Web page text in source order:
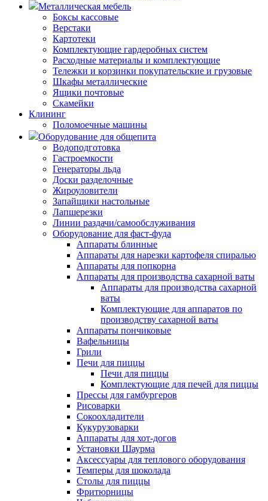
Металлическая мебель
Боксы кассовые
Верстаки
Картотеки
Комплектующие гардеробных систем
Расходные материалы и комплектующие
Тележки и корзинки покупательские и грузовые
Шкафы металлические
Ящики почтовые
Скамейки
Клининг
Поломоечные машины
Оборудование для общепита
Водоподготовка
Гастроемкости
Генераторы льда
Доски разделочные
Жироуловители
Запайщики настольные
Лапшерезки
Линии раздачи/самообслуживания
Оборудование для фаст-фуда
Аппараты блинные
Аппараты для нарезки картофеля спиралью
Аппараты для попкорна
Аппараты для производства сахарной ваты
Аппараты для производства сахарной
ваты
Комплектующие для аппаратов по
производству сахарной ваты
Аппараты пончиковые
Вафельницы
Грили
Печи для пиццы
Печи для пиццы
Комплектующие для печей для пиццы
Прессы для гамбургеров
Рисоварки
Сокоохладители
Кукурузоварки
Аппараты для хот-догов
Установки Шаурма
Аксессуары для теплового оборудования
Темперы для шоколада
Столы для пиццы
Фритюрницы